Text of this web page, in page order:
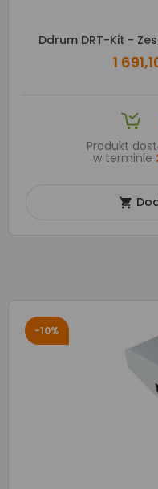
Ddrum DRT-Kit -
1
Produkt
w terminie

-10%